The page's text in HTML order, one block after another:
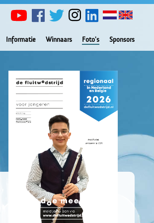
Informatie Winnaars Foto's Sponsors
Nationaal
Fluitconcours